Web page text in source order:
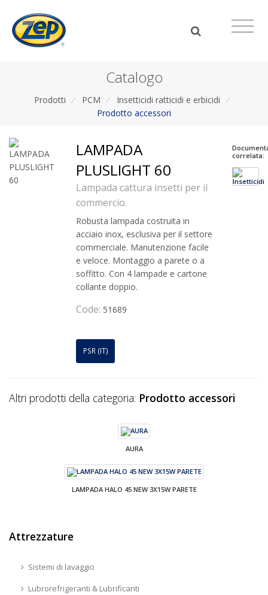
Catalogo
Prodotti / PCM / Insetticidi ratticidi e erbicidi /
Prodotto accessori
LAMPADA
PLUSLIGHT 60
Lampada cattura insetti per il
commercio.
Robusta lampada costruita in
acciaio inox, esclusiva per il settore
commerciale. Manutenzione facile
e veloce. Montaggio a parete o a
soffitto. Con 4 lampade e cartone
collante doppio.
Code: 51689
PSR (IT)
correlata:
Altri prodotti della categoria: Prodotto accessori
AURA
LAMPADA HALO 45 NEW 3X15W PARETE
Attrezzature
Sistemi di lavaggio
Lubrorefrigeranti & Lubrificanti